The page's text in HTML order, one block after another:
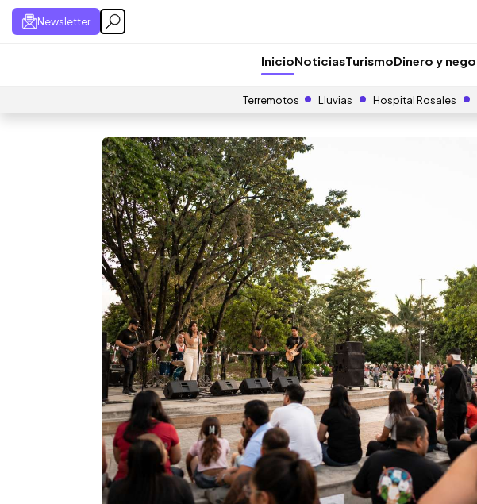
Newsletter
InicioNoticiasTurismoDinero y
Terremotos Lluvias Hospital Rosales